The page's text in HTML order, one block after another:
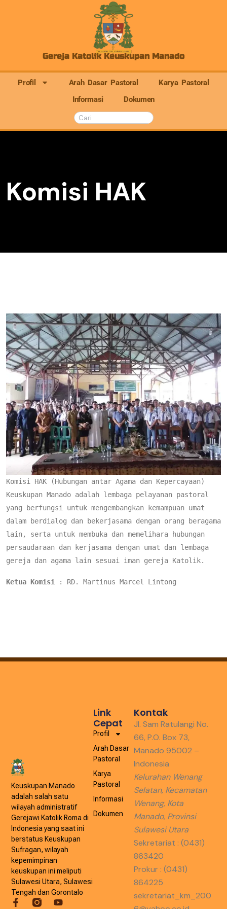
Gereja Katolik Keuskupan Manado
Profil Arah Dasar Pastoral
Karya Pastoral
Informasi
Dokumen
Komisi HAK
Komisi HAK (Hubungan antar Agama dan Kepercayaan)
Keuskupan Manado adalah lembaga pelayanan pastoral
yang berfungsi untuk mengembangkan kemampuan umat
dalam berdialog dan bekerjasama dengan orang beragama
lain, serta untuk membuka dan memelihara hubungan
persaudaraan dan kerjasama dengan umat dan lembaga
gereja dan agama lain sesuai iman gereja Katolik.
Ketua Komisi : RD. Martinus Marcel Lintong
Keuskupan Manado
adalah salah satu
wilayah administratif
Gerejawi Katolik Roma di
Indonesia yang saat ini
berstatus Keuskupan
Sufragan, wilayah
kepemimpinan
keuskupan ini meliputi
Sulawesi Utara, Sulawesi
Tengah dan Gorontalo
Link
Cepat
Profil
Arah Dasar
Pastoral
Karya
Pastoral
Informasi
Dokumen
Kontak
Jl. Sam Ratulangi No.
66, P.O. Box 73,
Manado 95002 –
Indonesia
Kelurahan Wenang
Selatan, Kecamatan
Wenang, Kota
Manado, Provinsi
Sulawesi Utara
Sekretariat : (0431)
863420
Prokur : (0431)
864225
sekretariat_km_200